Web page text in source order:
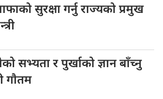
सुरक्षा गर्नु राज्यको प्रमुख
सभ्यता र पुर्खाको ज्ञान बाँच्नु
गाैतम